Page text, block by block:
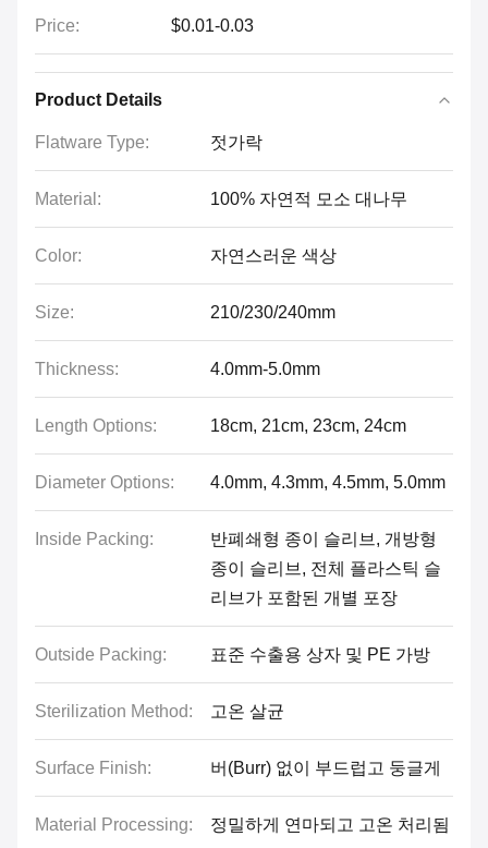
Price: $0.01-0.03
Product Details
Flatware Type: 젓가락
Material: 100% 자연적 모소 대나무
Color: 자연스러운 색상
Size: 210/230/240mm
Thickness: 4.0mm-5.0mm
Length Options: 18cm, 21cm, 23cm, 24cm
Diameter Options: 4.0mm, 4.3mm, 4.5mm, 5.0mm
Inside Packing:
반폐쇄형 종이 슬리브, 개방형
종이 슬리브, 전체 플라스틱 슬
리브가 포함된 개별 포장
Outside Packing: 표준 수출용 상자 및 PE 가방
Sterilization Method: 고온 살균
Surface Finish: 버(Burr) 없이 부드럽고 둥글게
Material Processing: 정밀하게 연마되고 고온 처리됨